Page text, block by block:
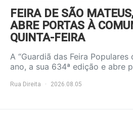
FEIRA DE SÃO
ABRE PORTAS À
QUINTA-FEIRA
A “Guardiã das Feira Populares
ano, a sua 634ª edição e abre
Rua Direita 2026.08.05